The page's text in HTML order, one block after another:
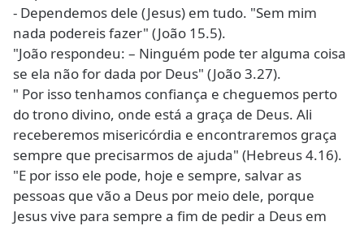
- Dependemos dele (Jesus) em tudo. "Sem mim
nada podereis fazer" (João 15.5).
"João respondeu: – Ninguém pode ter alguma coisa
se ela não for dada por Deus" (João 3.27).
" Por isso tenhamos confiança e cheguemos perto
do trono divino, onde está a graça de Deus. Ali
receberemos misericórdia e encontraremos graça
sempre que precisarmos de ajuda" (Hebreus 4.16).
"E por isso ele pode, hoje e sempre, salvar as
pessoas que vão a Deus por meio dele, porque
Jesus vive para sempre a fim de pedir a Deus em